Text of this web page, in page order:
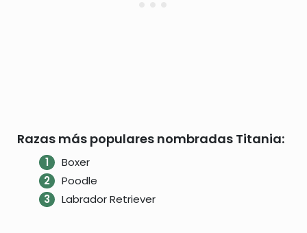
Razas más populares nombradas Titania:
Boxer
Poodle
Labrador Retriever